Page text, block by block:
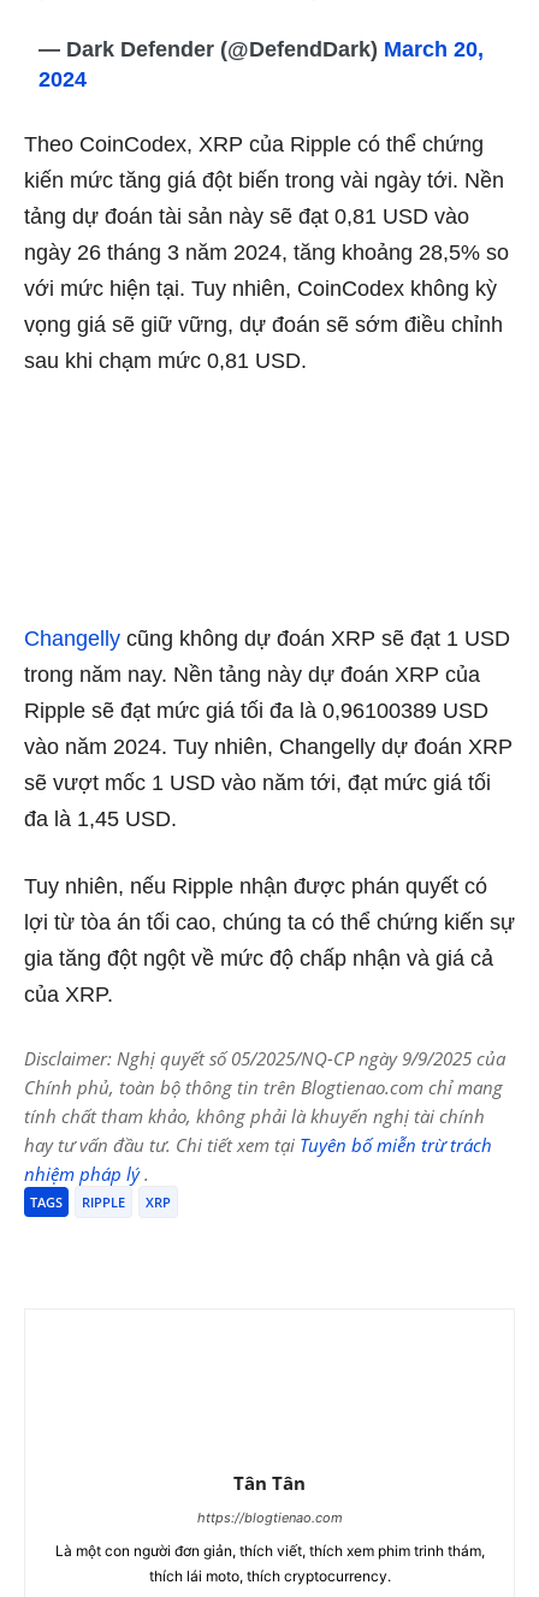
— Dark Defender (@DefendDark) March 20,
2024
Theo CoinCodex, XRP của Ripple có thể chứng
kiến ​​mức tăng giá đột biến trong vài ngày tới. Nền
tảng dự đoán tài sản này sẽ đạt 0,81 USD vào
ngày 26 tháng 3 năm 2024, tăng khoảng 28,5% so
với mức hiện tại. Tuy nhiên, CoinCodex không kỳ
vọng giá sẽ giữ vững, dự đoán sẽ sớm điều chỉnh
sau khi chạm mức 0,81 USD.
Changelly cũng không dự đoán XRP sẽ đạt 1 USD
trong năm nay. Nền tảng này dự đoán XRP của
Ripple sẽ đạt mức giá tối đa là 0,96100389 USD
vào năm 2024. Tuy nhiên, Changelly dự đoán XRP
sẽ vượt mốc 1 USD vào năm tới, đạt mức giá tối
đa là 1,45 USD.
Tuy nhiên, nếu Ripple nhận được phán quyết có
lợi từ tòa án tối cao, chúng ta có thể chứng kiến ​​​​sự
gia tăng đột ngột về mức độ chấp nhận và giá cả
của XRP.
Disclaimer: Nghị quyết số 05/2025/NQ-CP ngày 9/9/2025 của
Chính phủ, toàn bộ thông tin trên Blogtienao.com chỉ mang
tính chất tham khảo, không phải là khuyến nghị tài chính
hay tư vấn đầu tư. Chi tiết xem tại Tuyên bố miễn trừ trách
nhiệm pháp lý.
TAGS RIPPLE XRP
Tân Tân
https://blogtienao.com
Là một con người đơn giản, thích viết, thích xem phim trinh thám,
thích lái moto, thích cryptocurrency.